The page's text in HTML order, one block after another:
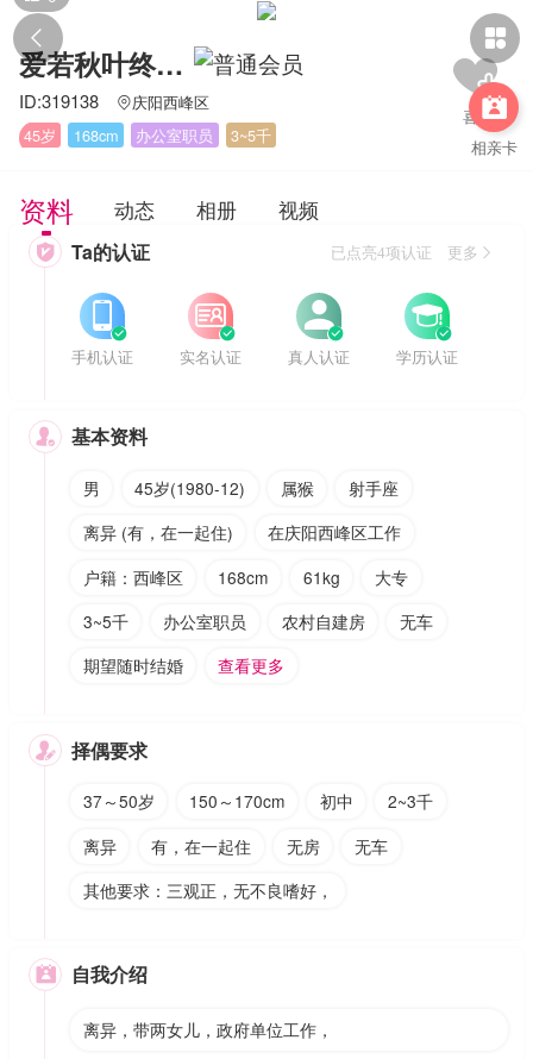
 

相亲卡
爱若秋叶终飘零
ID:319138 庆阳西峰区
45岁
168cm 办公室职员 3~5千
资料 动态 相册 视频
 Ta的认证 已点亮4项认证 更多


手机认证


实名认证


真人认证


学历认证
 基本资料
男 45岁(1980-12) 属猴
射手座
离异 (有，在一起住)
在庆阳西峰区工作
户籍：西峰区
168cm 61kg
大专
3~5千
办公室职员 农村自建房
无车
期望随时结婚
查看更多
 择偶要求
37～50岁 150～170cm 初中
2~3千
离异
有，在一起住 无房
无车
其他要求：三观正，无不良嗜好，
 自我介绍
离异，带两女儿，政府单位工作，